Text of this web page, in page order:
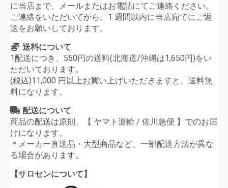
に当店まで、メールまたはお電話にてご連絡ください。
ご連絡をいただいてから、1 週間以内に当店宛てにご返
送をお願いしております。
送料について
1配送につき、550円の送料(北海道/沖縄は1,650円)をい
ただいております。
(税込)11,000 円以上お買い上げいただきますと、送料無
料になります。
配送について
商品の配送は原則、【 ヤマト運輸 / 佐川急便 】でのお届
けになります。
＊メーカー直送品・大型商品など、一部配送方法が異な
る場合があります。
【サロセンについて】